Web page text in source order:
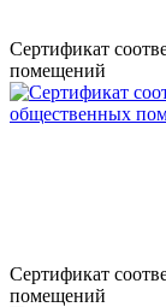
Сертификат
помещений
Сертификат
помещений